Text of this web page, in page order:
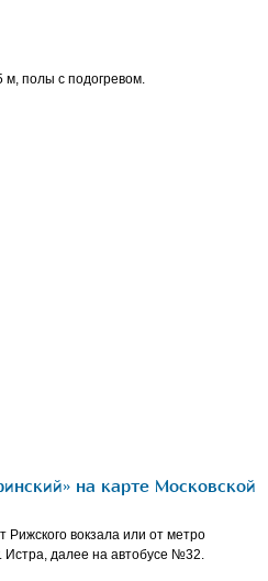
м, полы с подогревом.
на карте Московской
Рижского вокзала или от метро
Истра, далее на автобусе №32.